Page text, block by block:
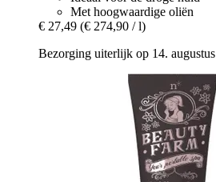
Met hoogwaardige oliën
€ 27,49 (€ 274,90 / l)
Bezorging uiterlijk op 14. augustus